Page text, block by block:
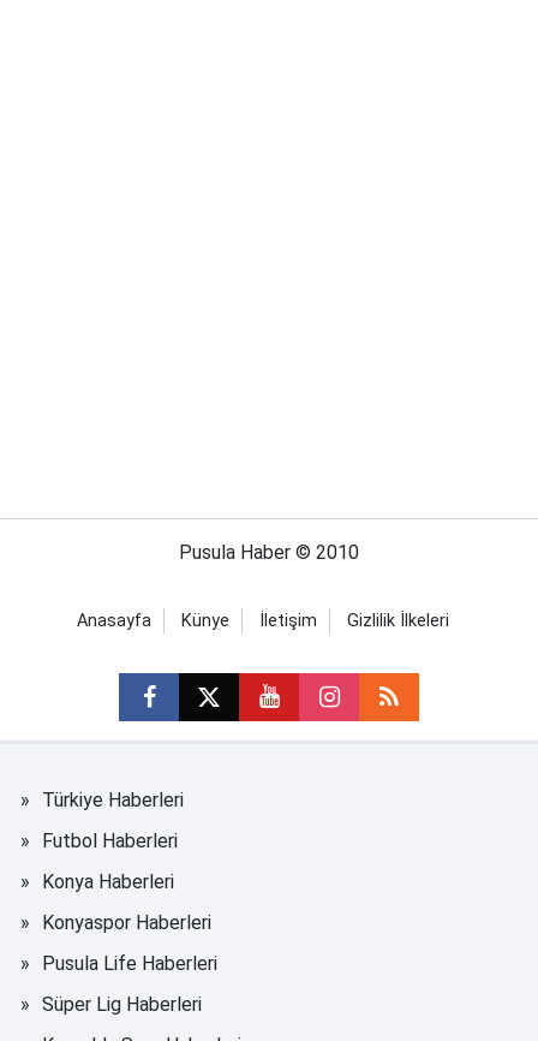
Pusula Haber © 2010
Anasayfa Künye İletişim Gizlilik İlkeleri
Türkiye Haberleri
Futbol Haberleri
Konya Haberleri
Konyaspor Haberleri
Pusula Life Haberleri
Süper Lig Haberleri